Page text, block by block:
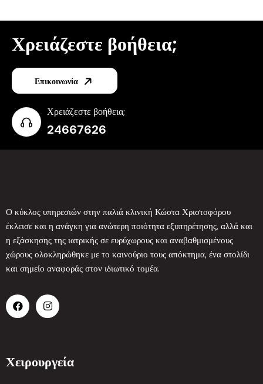
Χρειάζεστε βοήθεια;
Επικοινωνία
Χρειάζεστε βοήθεια;
24667626
Ο κύκλος υπηρεσιών στην παλιά κλινική Κώστα Χριστοφόρου
έκλεισε και η ανάγκη για ανώτερη ποιότητα εξυπηρέτησης, αλλά και
η εξάσκησης της ιατρικής σε ευρύχωρους και αναβαθμισμένους
χώρους ολοκληρώθηκε με το καινούριο τους απόκτημα, ένα στολίδι
και σημείο αναφοράς στον ιδιωτικό τομέα.
Χειρουργεία